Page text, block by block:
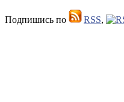
Подпишись по RSS,